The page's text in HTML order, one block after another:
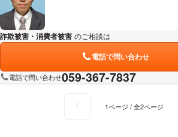
詐欺被害・消費者被害 のご相談は
電話で問い合わせ
電話で問い合わせ059-367-7837
1ページ / 全2ページ